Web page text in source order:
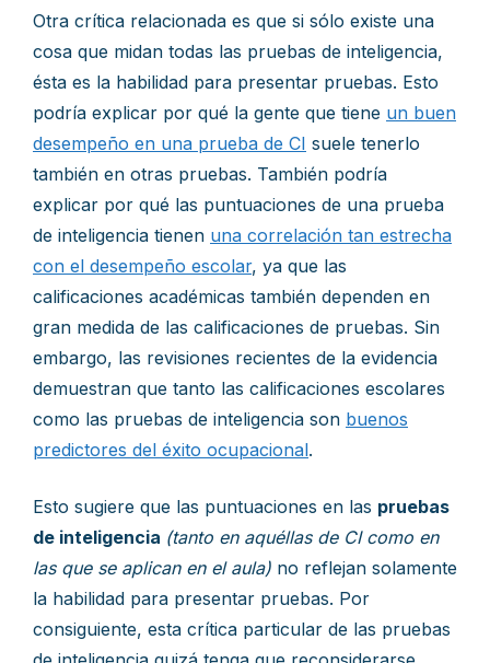
Otra crítica relacionada es que si sólo existe una
cosa que midan todas las pruebas de inteligencia,
ésta es la habilidad para presentar pruebas. Esto
podría explicar por qué la gente que tiene un buen
desempeño en una prueba de CI suele tenerlo
también en otras pruebas. También podría
explicar por qué las puntuaciones de una prueba
de inteligencia tienen una correlación tan estrecha
con el desempeño escolar, ya que las
calificaciones académicas también dependen en
gran medida de las calificaciones de pruebas. Sin
embargo, las revisiones recientes de la evidencia
demuestran que tanto las calificaciones escolares
como las pruebas de inteligencia son buenos
predictores del éxito ocupacional.
Esto sugiere que las puntuaciones en las pruebas
de inteligencia (tanto en aquéllas de CI como en
las que se aplican en el aula) no reflejan solamente
la habilidad para presentar pruebas. Por
consiguiente, esta crítica particular de las pruebas